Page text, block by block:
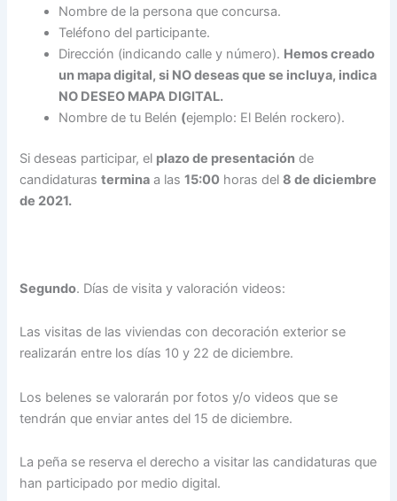
Nombre de la persona que concursa.
Teléfono del participante.
Dirección (indicando calle y número). Hemos creado
un mapa digital, si NO deseas que se incluya, indica
NO DESEO MAPA DIGITAL.
Nombre de tu Belén (ejemplo: El Belén rockero).
Si deseas participar, el plazo de presentación de
candidaturastermina a las15:00 horas del8 de diciembre
de 2021.
Segundo. Días de visita y valoración videos:
Las visitas de las viviendas con decoración exterior se
realizarán entre los días 10 y 22 de diciembre.
Los belenes se valorarán por fotos y/o videos que se
tendrán que enviar antes del 15 de diciembre.
La peña se reserva el derecho a visitar las candidaturas que
han participado por medio digital.